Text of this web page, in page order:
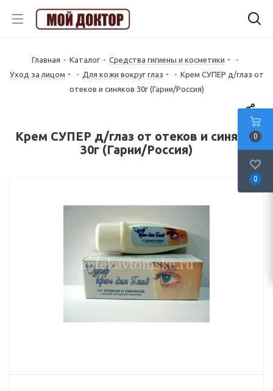
Главная - Каталог - Средства гигиены и косметики
-
Уход за лицом
- Для кожи вокруг глаз - Крем СУПЕР д/глаз от
отеков и синяков 30г (Гарни/Россия)
Крем СУПЕР д/глаз от отеков и синяков
30г (Гарни/Россия)
0
0